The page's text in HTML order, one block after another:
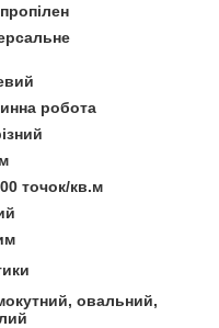
робота
точок/кв.м
овальний,